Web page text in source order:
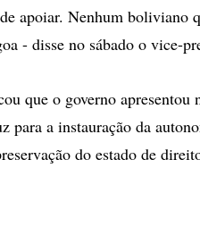
apoiar. Nenhum boliviano
- disse no sábado o vice-
que o governo
para a instauração da
do estado de